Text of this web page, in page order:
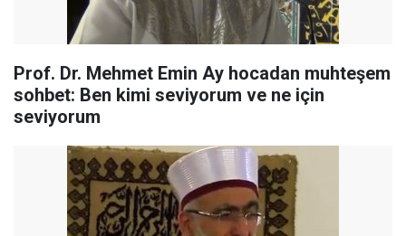
Prof. Dr. Mehmet Emin Ay hocadan muhteşem
sohbet: Ben kimi seviyorum ve ne için
seviyorum